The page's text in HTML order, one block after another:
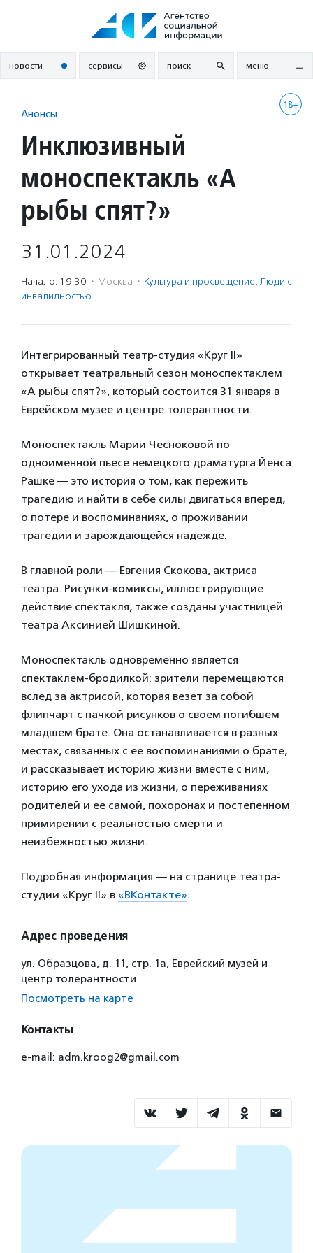
новости сервисы поиск меню
18+
Анонсы
Инклюзивный
моноспектакль «А
рыбы спят?»
31.01.2024
Начало: 19:30 · Москва · Культура и просвещение, Люди с
инвалидностью
Интегрированный театр-студия «Круг II»
открывает театральный сезон моноспектаклем
«А рыбы спят?», который состоится 31 января в
Еврейском музее и центре толерантности.
Моноспектакль Марии Чесноковой по
одноименной пьесе немецкого драматурга Йенса
Рашке — это история о том, как пережить
трагедию и найти в себе силы двигаться вперед,
о потере и воспоминаниях, о проживании
трагедии и зарождающейся надежде.
В главной роли — Евгения Скокова, актриса
театра. Рисунки-комиксы, иллюстрирующие
действие спектакля, также созданы участницей
театра Аксинией Шишкиной.
Моноспектакль одновременно является
спектаклем-бродилкой: зрители перемещаются
вслед за актрисой, которая везет за собой
флипчарт с пачкой рисунков о своем погибшем
младшем брате. Она останавливается в разных
местах, связанных с ее воспоминаниями о брате,
и рассказывает историю жизни вместе с ним,
историю его ухода из жизни, о переживаниях
родителей и ее самой, похоронах и постепенном
примирении с реальностью смерти и
неизбежностью жизни.
Подробная информация — на странице театра-
студии «Круг II» в «ВКонтакте».
Адрес проведения
ул. Образцова, д. 11, стр. 1а, Еврейский музей и
центр толерантности
Посмотреть на карте
Контакты
e-mail: adm.kroog2@gmail.com